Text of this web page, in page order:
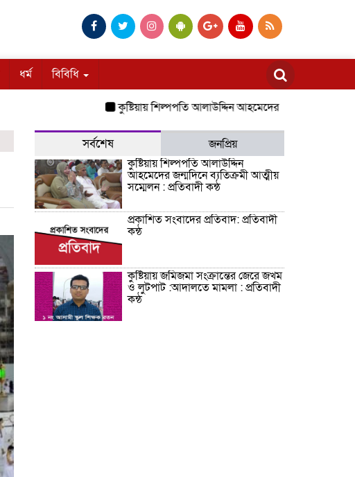
ধর্ম বিবিধি
কুষ্টিয়ায় শিল্পপতি আলাউদ্দিন আহমেদের জন্মদিনে ব্যতিক্রমী
সর্বশেষ
জনপ্রিয়
কুষ্টিয়ায় শিল্পপতি আলাউদ্দিন
আহমেদের জন্মদিনে ব্যতিক্রমী আত্মীয়
সম্মেলন : প্রতিবাদী কন্ঠ
প্রকাশিত সংবাদের প্রতিবাদ: প্রতিবাদী
কন্ঠ
কুষ্টিয়ায় জমিজমা সংক্রান্তের জেরে জখম
ও লুটপাট :আদালতে মামলা : প্রতিবাদী
কন্ঠ